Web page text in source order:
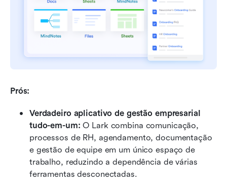
Prós:
Verdadeiro aplicativo de gestão empresarial
tudo-em-um: O Lark combina comunicação,
processos de RH, agendamento, documentação
e gestão de equipe em um único espaço de
trabalho, reduzindo a dependência de várias
ferramentas desconectadas.